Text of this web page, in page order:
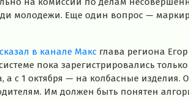
молодежи. Еще один вопрос —
в канале Макс глава региона
пока зарегистрировались только
с 1 октября — на колбасные изделия.
Им должен быть понятен